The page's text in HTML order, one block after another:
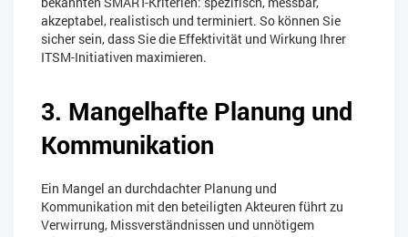
akzeptabel, realistisch und terminiert. So können Sie
sicher sein, dass Sie die Effektivität und Wirkung Ihrer
ITSM-Initiativen maximieren.
3. Mangelhafte Planung und
Kommunikation
Ein Mangel an durchdachter Planung und
Kommunikation mit den beteiligten Akteuren führt zu
Verwirrung, Missverständnissen und unnötigem